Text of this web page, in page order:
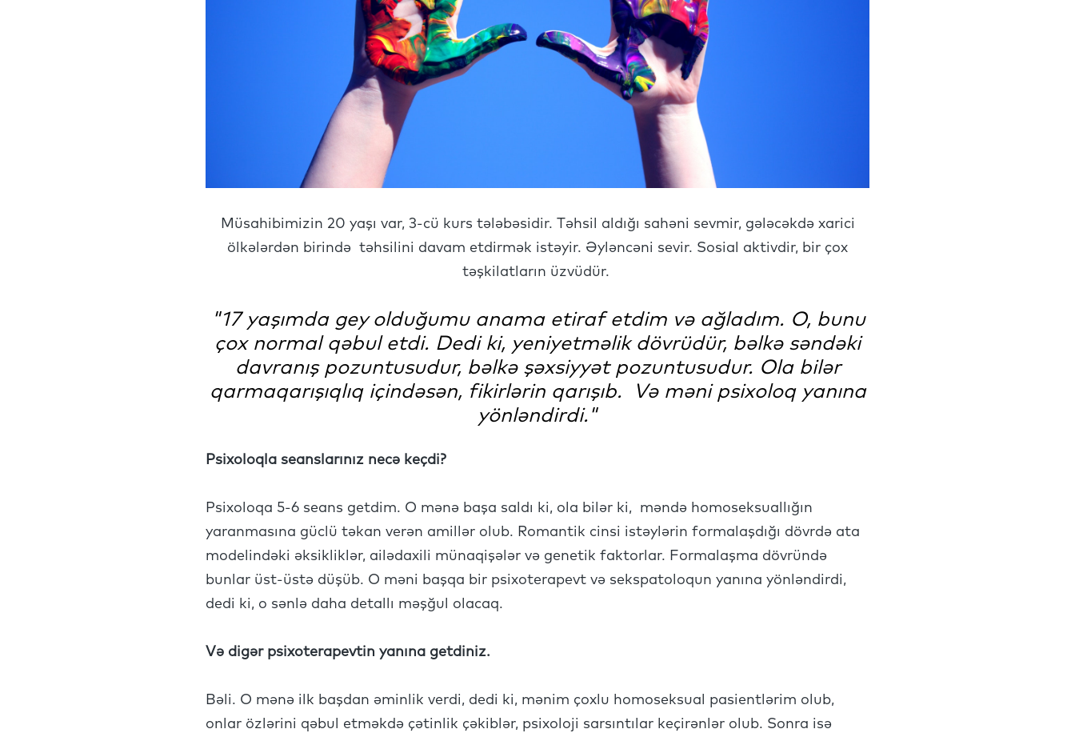
Müsahibimizin 20 yaşı var, 3-cü kurs tələbəsidir. Təhsil aldığı sahəni sevmir, gələcəkdə xarici
ölkələrdən birində təhsilini davam etdirmək istəyir. Əyləncəni sevir. Sosial aktivdir, bir çox
təşkilatların üzvüdür.
"17 yaşımda gey olduğumu anama etiraf etdim və ağladım. O, bunu
çox normal qəbul etdi. Dedi ki, yeniyetməlik dövrüdür, bəlkə səndəki
davranış pozuntusudur, bəlkə şəxsiyyət pozuntusudur. Ola bilər
qarmaqarışıqlıq içindəsən, fikirlərin qarışıb. Və məni psixoloq yanına
yönləndirdi."
Psixoloqla seanslarınız necə keçdi?
Psixoloqa 5-6 seans getdim. O mənə başa saldı ki, ola bilər ki, məndə homoseksuallığın
yaranmasına güclü təkan verən amillər olub. Romantik cinsi istəylərin formalaşdığı dövrdə ata
modelindəki əksikliklər, ailədaxili münaqişələr və genetik faktorlar. Formalaşma dövründə
bunlar üst-üstə düşüb. O məni başqa bir psixoterapevt və sekspatoloqun yanına yönləndirdi,
dedi ki, o sənlə daha detallı məşğul olacaq.
Və digər psixoterapevtin yanına getdiniz.
Bəli. O mənə ilk başdan əminlik verdi, dedi ki, mənim çoxlu homoseksual pasientlərim olub,
onlar özlərini qəbul etməkdə çətinlik çəkiblər, psixoloji sarsıntılar keçirənlər olub. Sonra isə